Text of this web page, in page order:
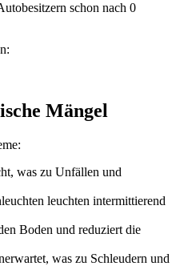
schon nach 0
Mängel
was zu Unfällen und
leuchten intermittierend
Boden und reduziert die
was zu Schleudern und